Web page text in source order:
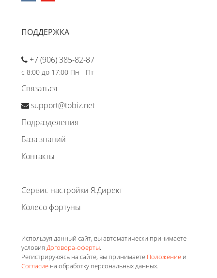
ПОДДЕРЖКА
+7 (906) 385-82-87
с 8:00 до 17:00 Пн - Пт
Связаться
support@tobiz.net
Подразделения
База знаний
Контакты
Сервис настройки Я.Директ
Колесо фортуны
Используя данный сайт, вы автоматически принимаете
условия Договора-оферты.
Регистрируюясь на сайте, вы принимаете Положение и
Согласие на обработку персональных данных.